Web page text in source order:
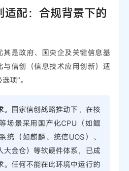
适配：合规背景下的
其是政府、国央企及关键信息基
与信创（信息技术应用创新）适
项”。
。国家信创战略推动下，在核
场景采用国产化CPU（如鲲
统（如麒麟、统信UOS）、
大金仓）等软硬件体系，已成
。任何不能在此环境中运行的